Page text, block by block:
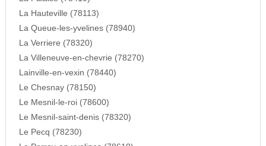
La Hauteville (78113)
La Queue-les-yvelines (78940)
La Verriere (78320)
La Villeneuve-en-chevrie (78270)
Lainville-en-vexin (78440)
Le Chesnay (78150)
Le Mesnil-le-roi (78600)
Le Mesnil-saint-denis (78320)
Le Pecq (78230)